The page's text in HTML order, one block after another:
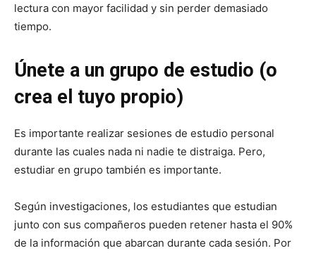
lectura con mayor facilidad y sin perder demasiado
tiempo.
Únete a un grupo de estudio (o
crea el tuyo propio)
Es importante realizar sesiones de estudio personal
durante las cuales nada ni nadie te distraiga. Pero,
estudiar en grupo también es importante.
Según investigaciones, los estudiantes que estudian
junto con sus compañeros pueden retener hasta el 90%
de la información que abarcan durante cada sesión. Por